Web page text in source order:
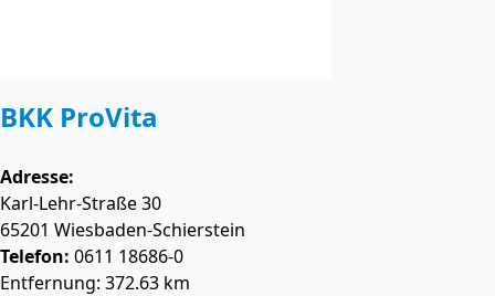
BKK ProVita
Adresse:
Karl-Lehr-Straße 30
65201 Wiesbaden-Schierstein
Telefon: 0611 18686-0
Entfernung: 372.63 km